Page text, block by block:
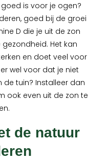
is voor je ogen?
goed bij de groei
D die je uit de zon
Het kan
en doet veel voor
wel voor dat je niet
de tuin? Installeer dan
ook even uit de zon te
de natuur